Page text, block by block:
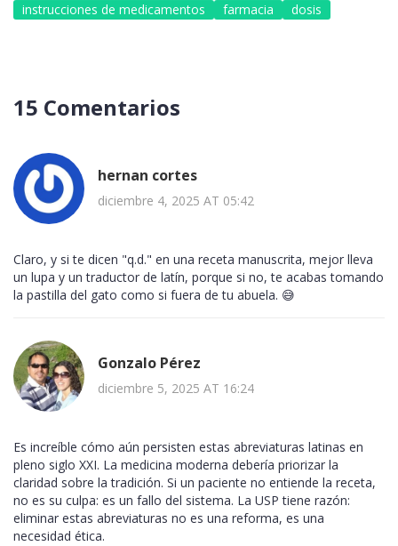
instrucciones de medicamentos
farmacia dosis
15 Comentarios
hernan cortes
diciembre 4, 2025 AT 05:42
Claro, y si te dicen "q.d." en una receta manuscrita, mejor lleva
un lupa y un traductor de latín, porque si no, te acabas tomando
la pastilla del gato como si fuera de tu abuela. 😅
Gonzalo Pérez
diciembre 5, 2025 AT 16:24
Es increíble cómo aún persisten estas abreviaturas latinas en
pleno siglo XXI. La medicina moderna debería priorizar la
claridad sobre la tradición. Si un paciente no entiende la receta,
no es su culpa: es un fallo del sistema. La USP tiene razón:
eliminar estas abreviaturas no es una reforma, es una
necesidad ética.